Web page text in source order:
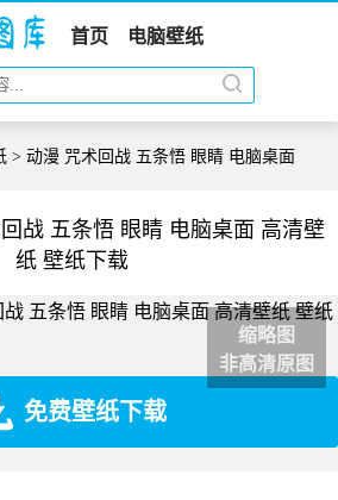
首页 电脑壁纸
> 动漫 咒术回战 五条悟 眼睛 电脑桌面
战 五条悟 眼睛 电脑桌面 高清壁
纸 壁纸下载
缩略图
非高清原图
免费壁纸下载